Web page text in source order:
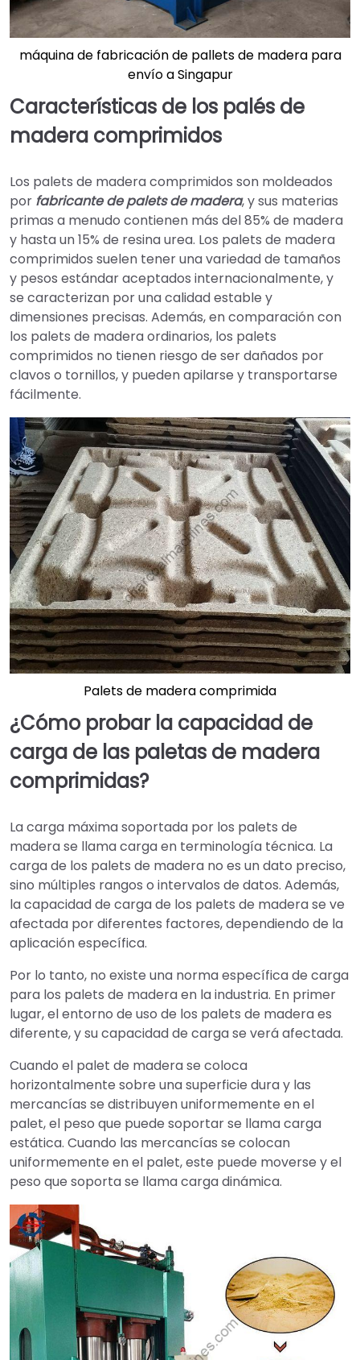
máquina de fabricación de pallets de madera para
envío a Singapur
Características de los palés de
madera comprimidos
Los palets de madera comprimidos son moldeados
por fabricante de palets de madera, y sus materias
primas a menudo contienen más del 85% de madera
y hasta un 15% de resina urea. Los palets de madera
comprimidos suelen tener una variedad de tamaños
y pesos estándar aceptados internacionalmente, y
se caracterizan por una calidad estable y
dimensiones precisas. Además, en comparación con
los palets de madera ordinarios, los palets
comprimidos no tienen riesgo de ser dañados por
clavos o tornillos, y pueden apilarse y transportarse
fácilmente.
Palets de madera comprimida
¿Cómo probar la capacidad de
carga de las paletas de madera
comprimidas?
La carga máxima soportada por los palets de
madera se llama carga en terminología técnica. La
carga de los palets de madera no es un dato preciso,
sino múltiples rangos o intervalos de datos. Además,
la capacidad de carga de los palets de madera se ve
afectada por diferentes factores, dependiendo de la
aplicación específica.
Por lo tanto, no existe una norma específica de carga
para los palets de madera en la industria. En primer
lugar, el entorno de uso de los palets de madera es
diferente, y su capacidad de carga se verá afectada.
Cuando el palet de madera se coloca
horizontalmente sobre una superficie dura y las
mercancías se distribuyen uniformemente en el
palet, el peso que puede soportar se llama carga
estática. Cuando las mercancías se colocan
uniformemente en el palet, este puede moverse y el
peso que soporta se llama carga dinámica.